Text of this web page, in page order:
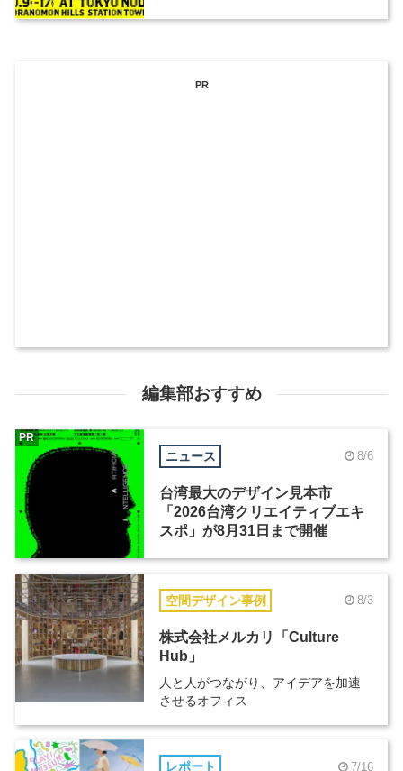
PR
編集部おすすめ
ニュース 8/6
台湾最大のデザイン見本市
「2026台湾クリエイティブエキ
スポ」が8月31日まで開催
PR
空間デザイン事例 8/3
株式会社メルカリ「Culture
Hub」
人と人がつながり、アイデアを加速
させるオフィス
レポート 7/16